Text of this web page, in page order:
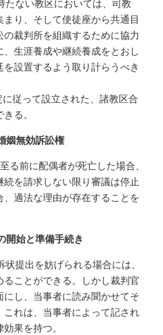
ない教区においては、司教
り、そして使徒座から共通目
裁判所を組織するために協力
生涯養成や継続養成をとおし
設置するよう取り計らうべき
に従って設立された、諸教区合
る。
無効訴訟権
前に配偶者が死亡した場合、
を請求しない限り審議は停止
適法な理由が存在することを
始と準備手続き
提出を妨げられる場合には、
ことができる。しかし裁判官
し、当事者に読み聞かせてそ
れは、当事者によって記され
果を持つ。